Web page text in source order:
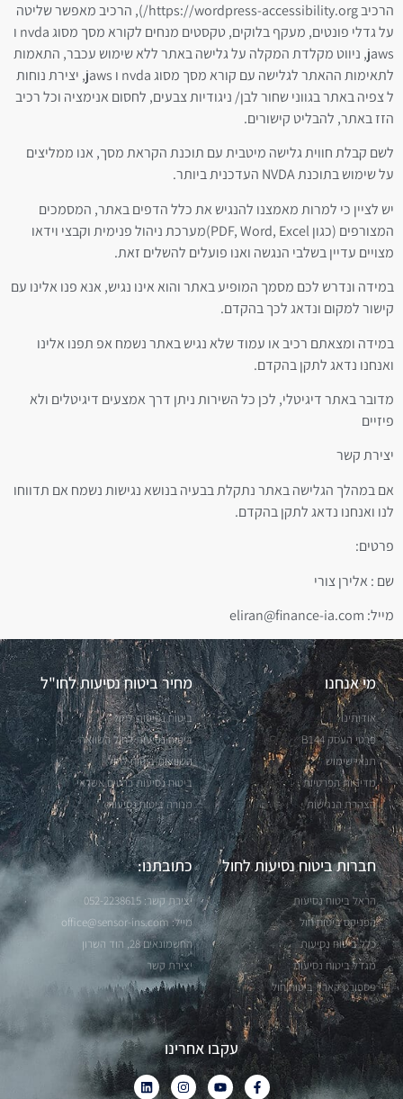
הרכיב https://wordpress-accessibility.org/), הרכיב מאפשר שליטה
על גדלי פונטים, מעקף בלוקים, טקסטים מנחים לקורא מסך מסוג nvda ו
jaws, ניווט מקלדת המקלה על גלישה באתר ללא שימוש עכבר, התאמות
לתאימות ההאתר לגלישה עם קורא מסך מסוג nvda ו jaws, יצירת נוחות
ל צפיה באתר בגווני שחור לבן/ ניגודיות צבעים, לחסום אנימציה וכל רכיב
הזז באתר, להבליט קישורים.
לשם קבלת חווית גלישה מיטבית עם תוכנת הקראת מסך, אנו ממליצים
על שימוש בתוכנת NVDA העדכנית ביותר.
יש לציין כי למרות מאמצנו להנגיש את כלל הדפים באתר, המסמכים
המצורפים (כגון PDF, Word, Excel)מערכת ניהול פנימית וקבצי וידאו
מצויים עדיין בשלבי הנגשה ואנו פועלים להשלים זאת.
במידה ונדרש לכם מסמך המופיע באתר והוא אינו נגיש, אנא פנו אלינו עם
קישור למקום ונדאג לכך בהקדם.
במידה ומצאתם רכיב או עמוד שלא נגיש באתר נשמח אפ תפנו אלינו
ואנחנו נדאג לתקן בהקדם.
מדובר באתר דיגיטלי, לכן כל השירות ניתן דרך אמצעים דיגיטלים ולא
פיזיים
יצירת קשר
אם במהלך הגלישה באתר נתקלת בבעיה בנושא נגישות נשמח אם תדווחו
לנו ואנחנו נדאג לתקן בהקדם.
פרטים:
שם : אלירן צורי
מייל: eliran@finance-ia.com
מי אנחנו
אודותינו
פרטי העסק B144
תנאי שימוש
מדיניות הפרטיות
הצהרת הנגישות
מחיר ביטוח נסיעות לחו"ל
ביטוח נסיעות לחול
ביטוח נסיעות לחול השוואה
השוואות ביטוח לחול
ביטוח נסיעות כרטיס אשראי
מנורה ביטוח נסיעות
חברות ביטוח נסיעות לחול
הראל ביטוח נסיעות
הפניקס ביטוח חול
כלל ביטוח נסיעות
מגדל ביטוח נסיעות
פספורט קארד ביטוח חול
כתובתנו:
יצירת קשר: 052-2238615
מייל: office@sensor-ins.com
החשמונאים 28, הוד השרון
יצירת קשר
עקבו אחרינו